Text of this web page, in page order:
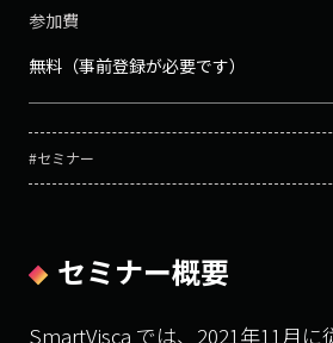
参加費
無料（事前登録が必要です）
#セミナー
セミナー概要
SmartVisca では、2021年11月